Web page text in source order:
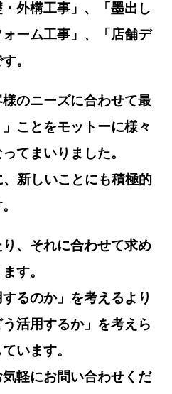
・外構工事」、「墨出し
ーム工事」、「店舗デ
。
様のニーズに合わせて最
ことをモットーに様々
てまいりました。
新しいことにも積極的
、それに合わせて求め
す。
るのか」を考えるより
活用するか」を考えら
います。
軽にお問い合わせくだ